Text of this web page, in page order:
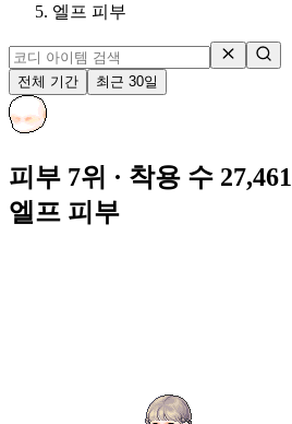
엘프 피부
전체 기간 최근 30일
피부 7위 · 착용 수 27,461
엘프 피부